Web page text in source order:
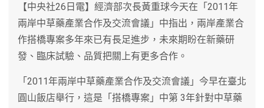
【中央社26日電】經濟部次長黃重球今天在「2011年
兩岸中草藥產業合作及交流會議」中指出，兩岸產業合
作搭橋專案多年來已有長足進步，未來期盼在新藥研
發、臨床試驗、品質把關上有更多合作。
「2011年兩岸中草藥產業合作及交流會議」今早在臺北
圓山飯店舉行，這是「搭橋專案」中第 3年針對中草藥